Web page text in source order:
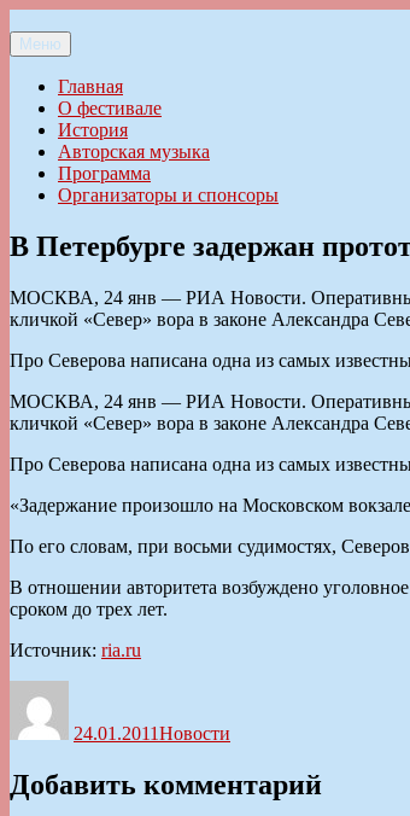
к
содержимому
Ильменский фестиваль авторской песни
Меню
Главная
О фестивале
История
Авторская музыка
Программа
Организаторы и спонсоры
В Петербурге задержан
МОСКВА, 24 янв — РИА Новости. Оперативные
кличкой «Север» вора в законе Александра
Про Северова написана одна из самых
МОСКВА, 24 янв — РИА Новости. Оперативные
кличкой «Север» вора в законе Александра
Про Северова написана одна из самых
«Задержание произошло на Московском
По его словам, при восьми судимостях,
В отношении авторитета возбуждено
сроком до трех лет.
Источник: ria.ru
24.01.2011Новости
Добавить комментарий